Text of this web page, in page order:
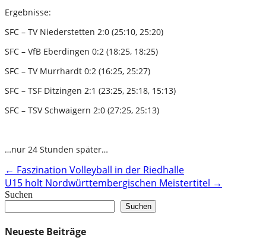
Ergebnisse:
SFC – TV Niederstetten 2:0 (25:10, 25:20)
SFC – VfB Eberdingen 0:2 (18:25, 18:25)
SFC – TV Murrhardt 0:2 (16:25, 25:27)
SFC – TSF Ditzingen 2:1 (23:25, 25:18, 15:13)
SFC – TSV Schwaigern 2:0 (27:25, 25:13)
…nur 24 Stunden später…
Post
navigation
← Faszination Volleyball in der Riedhalle
U15 holt Nordwürttembergischen Meistertitel →
Suchen
Suchen
Neueste Beiträge